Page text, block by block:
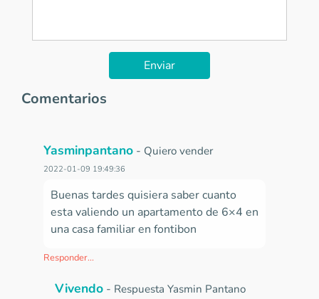
Enviar
Comentarios
Yasminpantano - Quiero vender
2022-01-09 19:49:36
Buenas tardes quisiera saber cuanto
esta valiendo un apartamento de 6×4 en
una casa familiar en fontibon
Responder...
Vivendo - Respuesta Yasmin Pantano